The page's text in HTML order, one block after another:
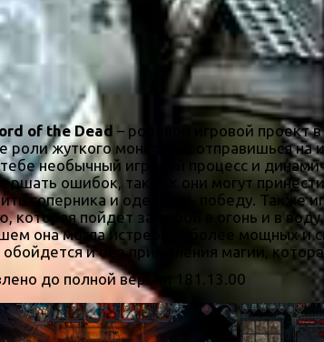
of the Dead – ролевой игровой проект
роли жуткого монстра, и отправишься
необычный игровой процесс и
ошибок, так как они могут
соперника и одержать победу. Также
пойдет за тобой в огонь и в
она могла истребить более мощных и
и без применения магии,
до полной версии 181.13.00